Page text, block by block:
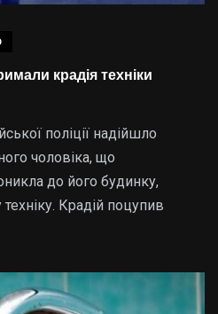
крадія техніки
поліції надійшло
чоловіка, що
до його будинку,
Крадій поцупив